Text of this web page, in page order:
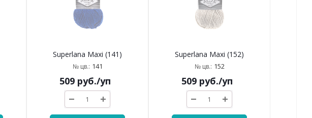
Superlana Maxi (141)
№ цв.: 141
509руб./уп
Superlana Maxi (152)
№ цв.: 152
509руб./уп